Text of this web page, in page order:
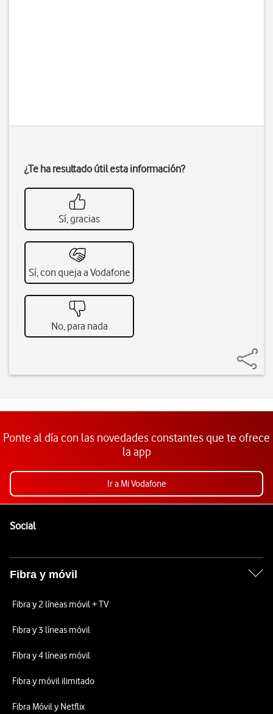
¿Te ha resultado útil esta información?
Sí, gracias
Sí, con queja a Vodafone
No, para nada
Ponte al día con las novedades constantes que te ofrece
la app
Ir a Mi Vodafone
SocialEnlaces a las redes sociales de Vodafone
Fibra y móvil
Fibra y 2 líneas móvil + TV
Fibra y 3 líneas móvil
Fibra y 4 líneas móvil
Fibra y móvil ilimitado
Fibra Móvil y Netflix